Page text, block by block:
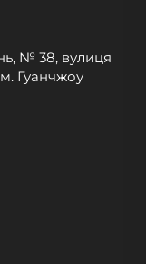
№ 38, вулиця
Гуанчжоу